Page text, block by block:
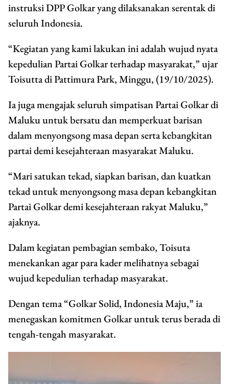
instruksi DPP Golkar yang dilaksanakan serentak di
seluruh Indonesia.
“Kegiatan yang kami lakukan ini adalah wujud nyata
kepedulian Partai Golkar terhadap masyarakat,” ujar
Toisutta di Pattimura Park, Minggu, (19/10/2025).
Ia juga mengajak seluruh simpatisan Partai Golkar di
Maluku untuk bersatu dan memperkuat barisan
dalam menyongsong masa depan serta kebangkitan
partai demi kesejahteraan masyarakat Maluku.
“Mari satukan tekad, siapkan barisan, dan kuatkan
tekad untuk menyongsong masa depan kebangkitan
Partai Golkar demi kesejahteraan rakyat Maluku,”
ajaknya.
Dalam kegiatan pembagian sembako, Toisuta
menekankan agar para kader melihatnya sebagai
wujud kepedulian terhadap masyarakat.
Dengan tema “Golkar Solid, Indonesia Maju,” ia
menegaskan komitmen Golkar untuk terus berada di
tengah-tengah masyarakat.